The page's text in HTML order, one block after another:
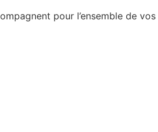
pour l’ensemble de